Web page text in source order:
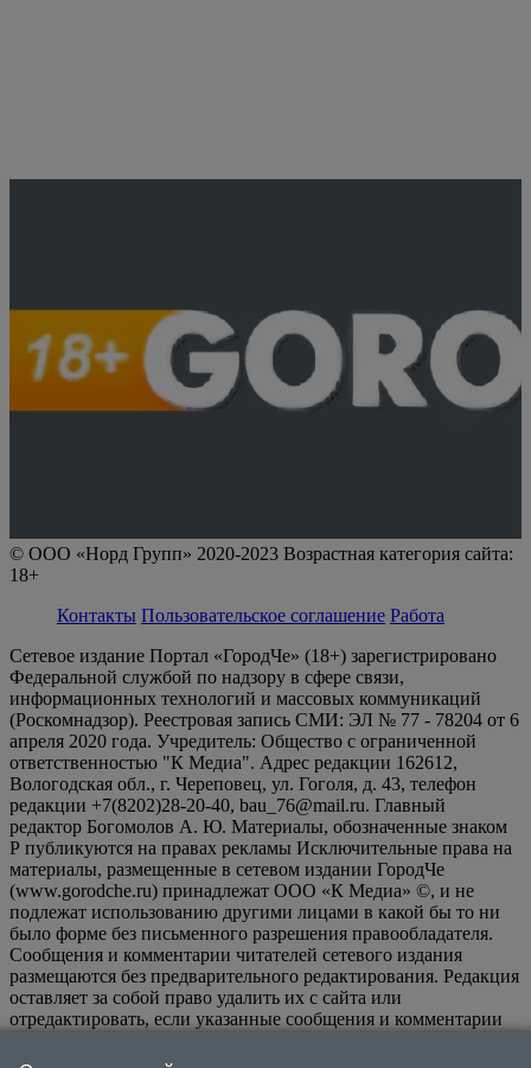
© ООО «Норд Групп» 2020-2023 Возрастная категория сайта:
18+
Контакты Пользовательское соглашение Работа
Сетевое издание Портал «ГородЧе» (18+) зарегистрировано
Федеральной службой по надзору в сфере связи,
информационных технологий и массовых коммуникаций
(Роскомнадзор). Реестровая запись СМИ: ЭЛ № 77 - 78204 от 6
апреля 2020 года. Учредитель: Общество с ограниченной
ответственностью "К Медиа". Адрес редакции 162612,
Вологодская обл., г. Череповец, ул. Гоголя, д. 43, телефон
редакции +7(8202)28-20-40, bau_76@mail.ru. Главный
редактор Богомолов А. Ю. Материалы, обозначенные знаком
Р публикуются на правах рекламы Исключительные права на
материалы, размещенные в сетевом издании ГородЧе
(www.gorodche.ru) принадлежат ООО «К Медиа» ©, и не
подлежат использованию другими лицами в какой бы то ни
было форме без письменного разрешения правообладателя.
Сообщения и комментарии читателей сетевого издания
размещаются без предварительного редактирования. Редакция
оставляет за собой право удалить их с сайта или
отредактировать, если указанные сообщения и комментарии
или нарушением иных требований закона.